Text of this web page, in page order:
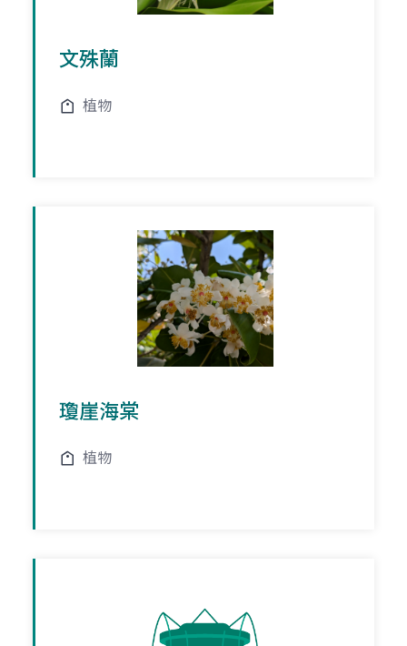
文殊蘭
植物
瓊崖海棠
植物